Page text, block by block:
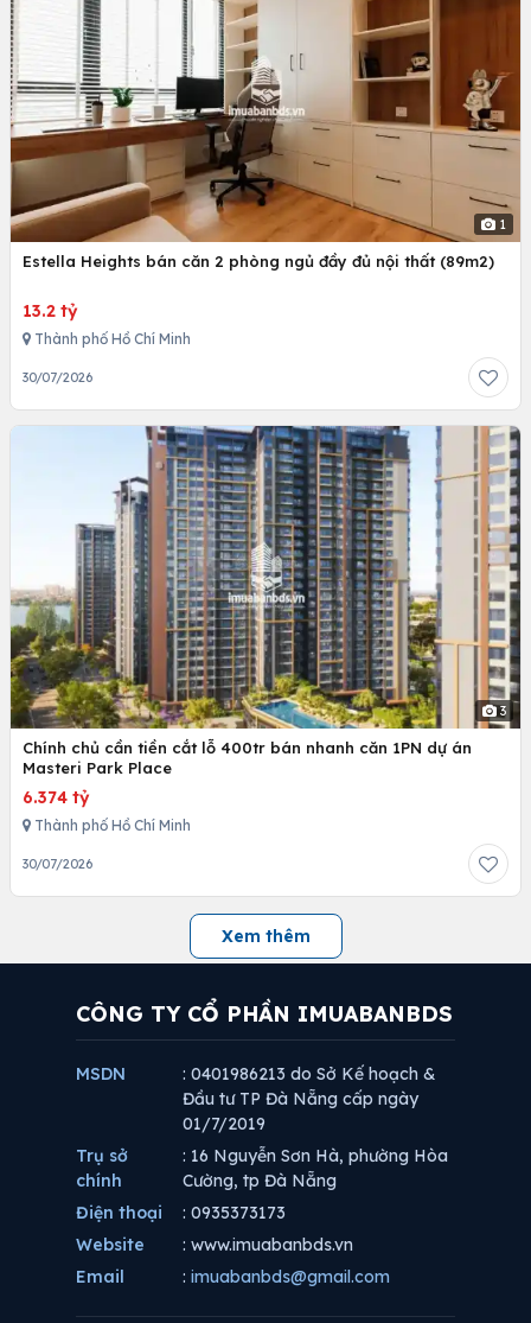
1
Estella Heights bán căn 2 phòng ngủ đầy đủ nội thất (89m2)
13.2 tỷ
Thành phố Hồ Chí Minh
30/07/2026
3
Chính chủ cần tiền cắt lỗ 400tr bán nhanh căn 1PN dự án
Masteri Park Place
6.374 tỷ
Thành phố Hồ Chí Minh
30/07/2026
Xem thêm
CÔNG TY CỔ PHẦN IMUABANBDS
MSDN
: 0401986213 do Sở Kế hoạch &
Đầu tư TP Đà Nẵng cấp ngày
01/7/2019
Trụ sở
chính
: 16 Nguyễn Sơn Hà, phường Hòa
Cường, tp Đà Nẵng
Điện thoại
: 0935373173
Website
: www.imuabanbds.vn
Email
: imuabanbds@gmail.com